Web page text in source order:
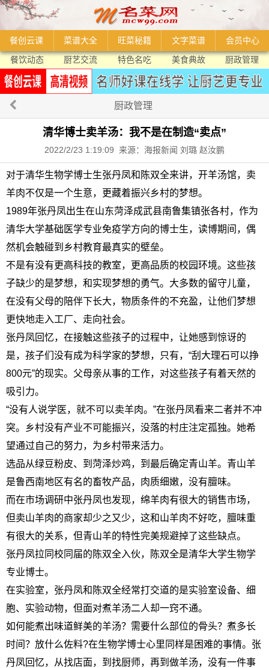
餐创云课 菜谱大全 旺菜秘籍 文字菜谱
会员中心
餐饮动态
厨艺交流 特色名吃 美食典故 厨政管理
厨政管理
清华博士卖羊汤：我不是在制造“卖点”
2022/2/23 1:19:09 来源：海报新闻 刘璐 赵汝鹏
对于清华生物学博士生张丹凤和陈双全来讲，开羊汤馆，卖
羊肉不仅是一个生意，更藏着振兴乡村的梦想。
1989年张丹凤出生在山东菏泽成武县南鲁集镇张各村，作为
清华大学基础医学专业免疫学方向的博士生，读博期间，偶
然机会触碰到乡村教育最真实的壁垒。
不是有没有更高科技的教室，更高品质的校园环境。这些孩
子缺少的是梦想，和实现梦想的勇气。大多数的留守儿童，
在没有父母的陪伴下长大，物质条件的不充盈，让他们梦想
更快地走入工厂、走向社会。
张丹凤回忆，在接触这些孩子的过程中，让她感到惊讶的
是，孩子们没有成为科学家的梦想，只有，“刮大理石可以挣
800元”的现实。父母亲从事的工作，对这些孩子有着天然的
吸引力。
“没有人说学医，就不可以卖羊肉。”在张丹凤看来二者并不冲
突。乡村没有产业不可能振兴，没落的村庄注定孤独。她希
望通过自己的努力，为乡村带来活力。
选品从绿豆粉皮、到菏泽炒鸡，到最后确定青山羊。青山羊
是鲁西南地区有名的畜牧产品，肉质细嫩，没有膻味。
而在市场调研中张丹凤也发现，绵羊肉有很大的销售市场，
但卖山羊肉的商家却少之又少，这和山羊肉不好吃，膻味重
有很大的关系，但青山羊的特性完美规避掉了这些缺点。
张丹凤拉同校同届的陈双全入伙，陈双全是清华大学生物学
专业博士。
在实验室，张丹凤和陈双全经常打交道的是实验室设备、细
胞、实验动物，但面对煮羊汤二人却一窍不通。
如何能煮出味道鲜美的羊汤？需要什么部位的骨头？煮多长
时间？放什么佐料?在生物学博士心里同样是困难的事情。张
丹凤回忆，从找店面，到找厨师，再到做羊汤，没有一件事